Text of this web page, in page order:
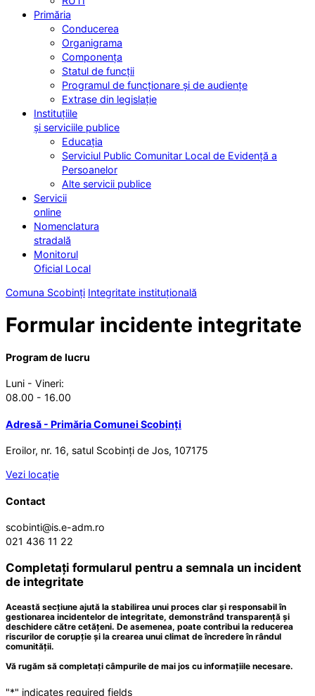
Primăria
Conducerea
Organigrama
Componența
Statul de funcții
Programul de funcționare și de audiențe
Extrase din legislație
Instituțiile
și serviciile publice
Educația
Serviciul Public Comunitar Local de Evidență a
Persoanelor
Alte servicii publice
Servicii
online
Nomenclatura
stradală
Monitorul
Oficial Local
Comuna Scobinți Integritate instituțională
Formular incidente integritate
Program de lucru
Luni - Vineri:
08.00 - 16.00
Adresă - Primăria Comunei Scobinți
Eroilor, nr. 16, satul Scobinți de Jos, 107175
Vezi locație
Contact
scobinti@is.e-adm.ro
021 436 11 22
Completați formularul pentru a semnala un incident
de integritate
Această secțiune ajută la stabilirea unui proces clar și responsabil în
gestionarea incidentelor de integritate, demonstrând transparență și
deschidere către cetățeni. De asemenea, poate contribui la reducerea
riscurilor de corupție și la crearea unui climat de încredere în rândul
comunității.
Vă rugăm să completați câmpurile de mai jos cu informațiile necesare.
"*" indicates required fields